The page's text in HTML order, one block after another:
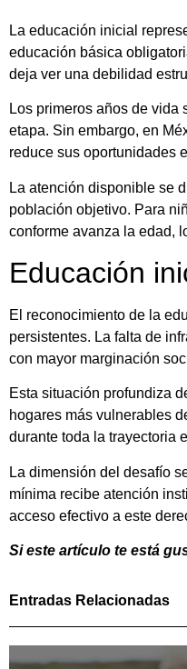
La educación inicial
educación básica
deja ver una debilidad
Los primeros años de
etapa. Sin embargo, en
reduce sus oportunidades
La atención disponible se
población objetivo. Para
conforme avanza la edad,
Educación
El reconocimiento de la
persistentes. La falta de
con mayor marginación
Esta situación profundiza
hogares más vulnerables
durante toda la trayectoria
La dimensión del desafío
mínima recibe atención
acceso efectivo a este
Si este artículo te está
Entradas Relacionadas